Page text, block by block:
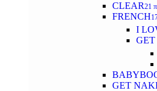
CLEAR21
FRENCH
I
GET
GET